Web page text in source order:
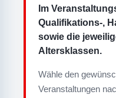
Im
Qualifikations-,
sowie die
Altersklassen.
Wähle den
Veranstaltungen